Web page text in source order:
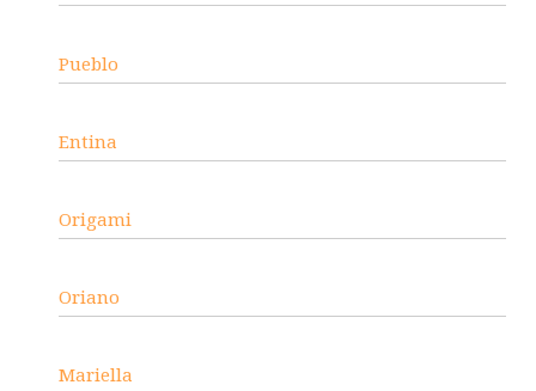
Pueblo
Entina
Origami
Oriano
Mariella